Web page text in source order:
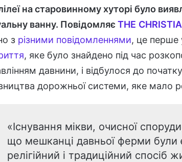
на старовинному хуторі було
ванну. ПовідомляєTHE
з різними повідомленнями, це перше
, яке було знайдено під час
давнини, і відбулося до
дорожньої системи, яке мало
«Існування мікви, очисної
що мешканці давньої ферми були
релігійний і традиційний спосіб